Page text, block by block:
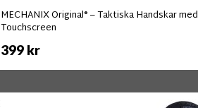
MECHANIX Original® – Taktiska Handskar med
Touchscreen
399 kr